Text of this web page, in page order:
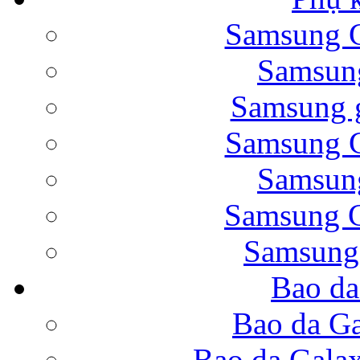
Bao da Samsung
Bao da Galaxy
Nắp lưng Samsung
Samsung
Samsung
Samsung
Bao
Bao da